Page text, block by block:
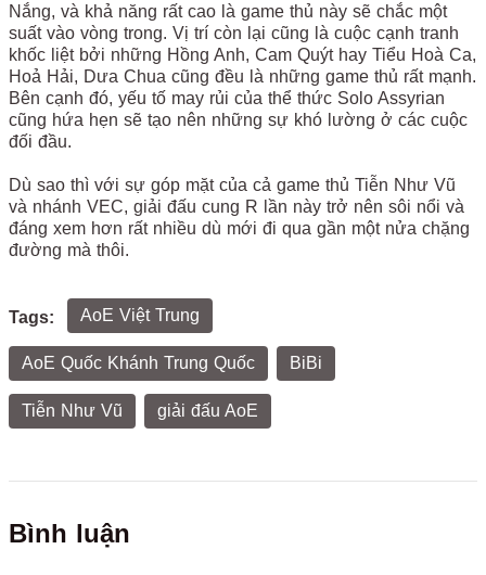
Nắng, và khả năng rất cao là game thủ này sẽ chắc một
suất vào vòng trong. Vị trí còn lại cũng là cuộc cạnh tranh
khốc liệt bởi những Hồng Anh, Cam Quýt hay Tiểu Hoà Ca,
Hoả Hải, Dưa Chua cũng đều là những game thủ rất mạnh.
Bên cạnh đó, yếu tố may rủi của thể thức Solo Assyrian
cũng hứa hẹn sẽ tạo nên những sự khó lường ở các cuộc
đối đầu.
Dù sao thì với sự góp mặt của cả game thủ Tiễn Như Vũ
và nhánh VEC, giải đấu cung R lần này trở nên sôi nổi và
đáng xem hơn rất nhiều dù mới đi qua gần một nửa chặng
đường mà thôi.
Tags: AoE Việt Trung
AoE Quốc Khánh Trung Quốc BiBi
Tiễn Như Vũ giải đấu AoE
Bình luận